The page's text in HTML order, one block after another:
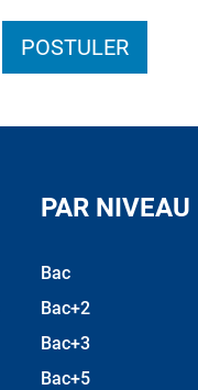
POSTULER
PAR NIVEAU
Bac
Bac+2
Bac+3
Bac+5